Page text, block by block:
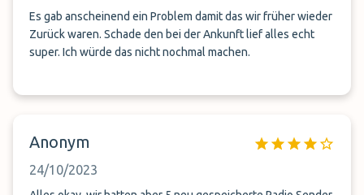
Es gab anscheinend ein Problem damit das wir früher wieder
Zurück waren. Schade den bei der Ankunft lief alles echt
super. Ich würde das nicht nochmal machen.
Anonym
24/10/2023